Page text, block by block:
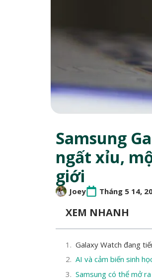
Samsung
ngất xỉu,
giới
Joey Tháng 5 14,
XEM NHANH
Galaxy Watch đang
AI và cảm biến sinh
Samsung có thể mở